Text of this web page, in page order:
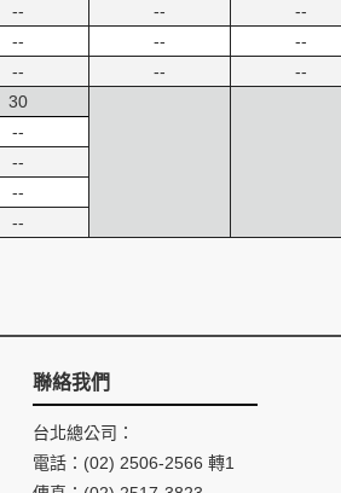
--
--
--
--
--
--
--
--
--
30
--
--
--
--
聯絡我們
台北總公司：
電話：(02) 2506-2566 轉1